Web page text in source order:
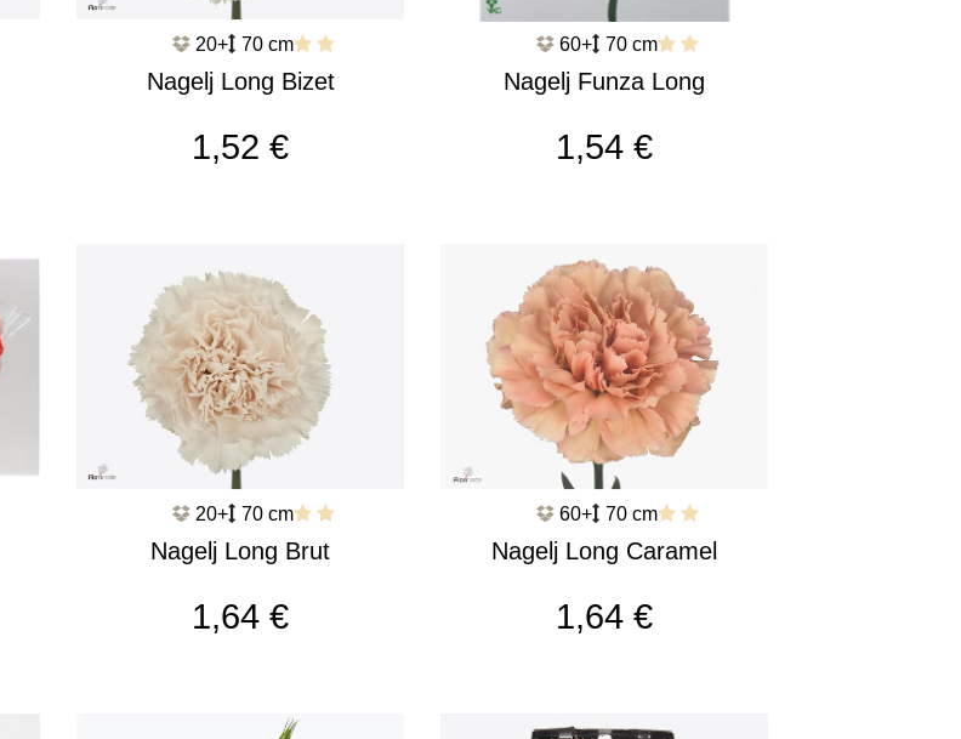
20+ 70 cm
Nagelj Long Bizet
1,52 €
60+ 70 cm
Nagelj Funza Long
1,54 €
20+ 70 cm
Nagelj Long Brut
1,64 €
60+ 70 cm
Nagelj Long Caramel
1,64 €